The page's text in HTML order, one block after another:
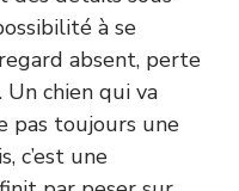
à se
absent, perte
chien qui va
pas toujours une
c’est une